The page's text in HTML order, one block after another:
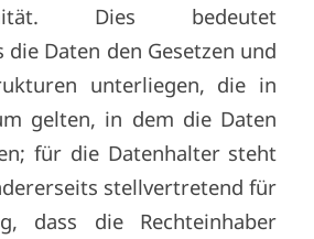
Dies bedeutet
die Daten den Gesetzen und
unterliegen, die in
gelten, in dem die Daten
für die Datenhalter steht
stellvertretend für
dass die Rechteinhaber